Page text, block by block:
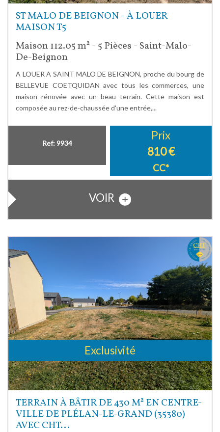
ST MALO DE BEIGNON - À LOUER
MAISON T5
Maison 112.05 m² - 5 Pièces - Saint-Malo-
De-Beignon
A LOUER A SAINT MALO DE BEIGNON, proche du bourg de
BELLEVUE COETQUIDAN avec tous les commerces, une
maison rénovée avec un beau terrain. Cette maison est
composée au rez-de-chaussée d'une entrée,...
Ref: 9934
Prix
810 €
CC*
VOIR
Exclusivité
TERRAIN À BÂTIR DE 430 M² EN CENTRE-
VILLE DE PLÉLAN-LE-GRAND (35380)
AVEC CHT...